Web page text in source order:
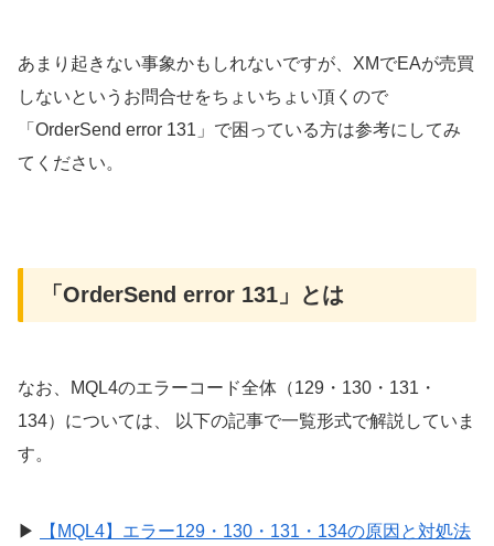
あまり起きない事象かもしれないですが、XMでEAが売買
しないというお問合せをちょいちょい頂くので
「OrderSend error 131」で困っている方は参考にしてみ
てください。
「OrderSend error 131」とは
なお、MQL4のエラーコード全体（129・130・131・
134）については、 以下の記事で一覧形式で解説していま
す。
▶ 【MQL4】エラー129・130・131・134の原因と対処法